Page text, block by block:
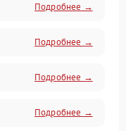
Подробнее →
Подробнее →
Подробнее →
Подробнее →